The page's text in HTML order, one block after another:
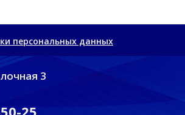
персональных данных
3